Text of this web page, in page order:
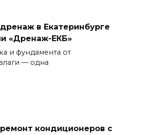
в Екатеринбурге
«Дренаж-ЕКБ»
и фундамента от
— одна
кондиционеров с